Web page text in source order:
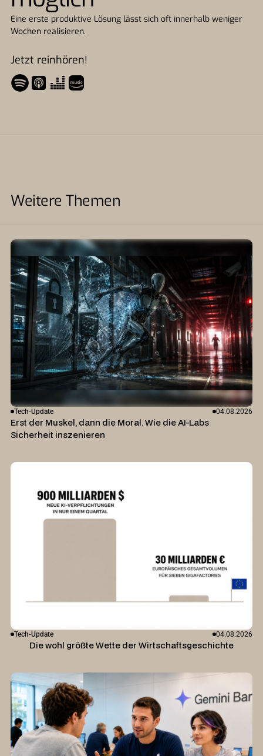
Eine erste produktive Lösung lässt sich oft innerhalb weniger
Wochen realisieren.
Jetzt reinhören!
Weitere Themen
Tech-Update 04.08.2026
Erst der Muskel, dann die Moral. Wie die AI-Labs
Sicherheit inszenieren
Tech-Update 04.08.2026
Die wohl größte Wette der Wirtschaftsgeschichte